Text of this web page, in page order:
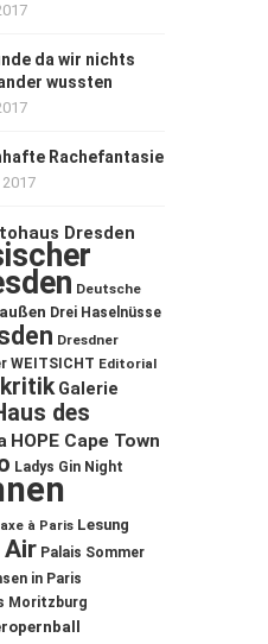
da wir nichts
wussten
Rachefantasie
2017
Dresden
Deutsche
Drei Haselnüsse
Dresdner
WEITSICHT Editorial
Galerie
des
HOPE Cape Town
Ladys Gin Night
à Paris Lesung
Air Palais Sommer
in Paris
Moritzburg